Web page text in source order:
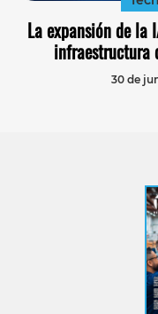
La expansión de la
infraestructura
30 de